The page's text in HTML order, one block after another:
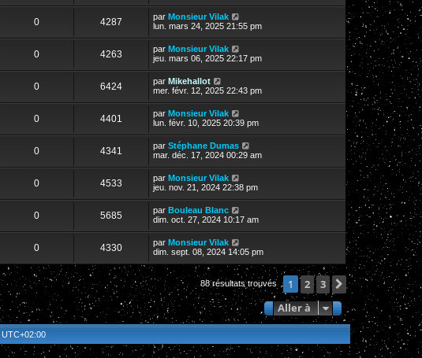
0 4287 par Monsieur Vilak
lun. mars 24, 2025 21:55 pm
0 4263 par Monsieur Vilak
jeu. mars 06, 2025 22:17 pm
0 6424 par Mikehallot
mer. févr. 12, 2025 22:43 pm
0 4401 par Monsieur Vilak
lun. févr. 10, 2025 20:39 pm
0 4341 par Stéphane Dumas
mar. déc. 17, 2024 00:29 am
0 4533 par Monsieur Vilak
jeu. nov. 21, 2024 22:38 pm
0 5685 par Bouleau Blanc
dim. oct. 27, 2024 10:17 am
0 4330 par Monsieur Vilak
dim. sept. 08, 2024 14:05 pm
88 résultats trouvés 1 2 3 Suivante
Aller à
UTC+02:00